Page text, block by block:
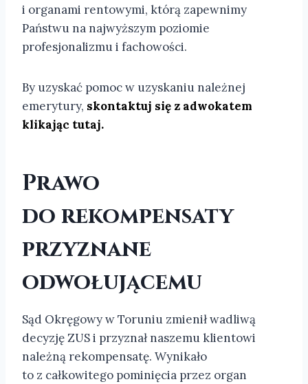
i organami rentowymi, którą zapewnimy
Państwu na najwyższym poziomie
profesjonalizmu i fachowości.
By uzyskać pomoc w uzyskaniu należnej
emerytury, skontaktuj się z adwokatem
klikając tutaj.
Prawo
do rekompensaty
przyznane
odwołującemu
Sąd Okręgowy w Toruniu zmienił wadliwą
decyzję ZUS i przyznał naszemu klientowi
należną rekompensatę. Wynikało
to z całkowitego pominięcia przez organ